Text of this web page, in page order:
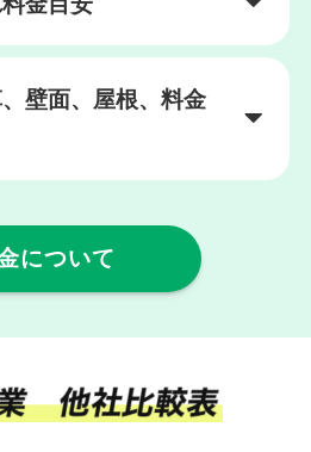
壁面、屋根、料金
について